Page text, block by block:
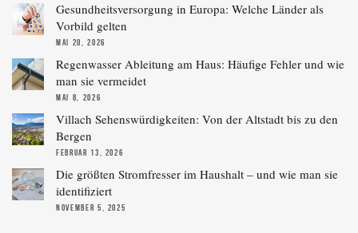
Gesundheitsversorgung in Europa: Welche Länder als
Vorbild gelten
MAI 20, 2026
Regenwasser Ableitung am Haus: Häufige Fehler und wie
man sie vermeidet
MAI 8, 2026
Villach Sehenswürdigkeiten: Von der Altstadt bis zu den
Bergen
FEBRUAR 13, 2026
Die größten Stromfresser im Haushalt – und wie man sie
identifiziert
NOVEMBER 5, 2025